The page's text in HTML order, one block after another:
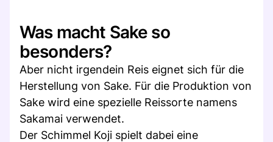
Was macht Sake so
besonders?
Aber nicht irgendein Reis eignet sich für die
Herstellung von Sake. Für die Produktion von
Sake wird eine spezielle Reissorte namens
Sakamai verwendet.
Der Schimmel Koji spielt dabei eine